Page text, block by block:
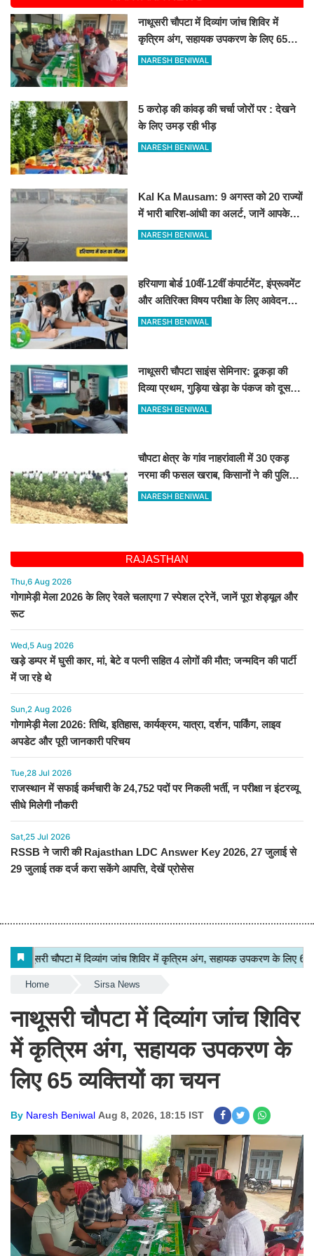
नाथूसरी चौपटा में दिव्यांग जांच शिविर में
कृत्रिम अंग, सहायक उपकरण के लिए 65
व्यक्तियों का चयन
NARESH BENIWAL
5 करोड़ की कांवड़ की चर्चा जोरों पर : देखने
के लिए उमड़ रही भीड़
NARESH BENIWAL
Kal Ka Mausam: 9 अगस्त को 20 राज्यों
में भारी बारिश-आंधी का अलर्ट, जानें आपके
शहर में कैसा रहेगा मौसम
NARESH BENIWAL
हरियाणा बोर्ड 10वीं-12वीं कंपार्टमेंट, इंप्रूवमेंट
और अतिरिक्त विषय परीक्षा के लिए आवेदन
शुरू
NARESH BENIWAL
नाथूसरी चौपटा साइंस सेमिनार: ढूकड़ा की
दिव्या प्रथम, गुड़िया खेड़ा के पंकज को दूसरा
स्थान
NARESH BENIWAL
चौपटा क्षेत्र के गांव नाहरांवाली में 30 एकड़
नरमा की फसल खराब, किसानों ने की पुलिस
व कृषि विभाग से जांच की मांग
NARESH BENIWAL
RAJASTHAN
Thu,6 Aug 2026
गोगामेड़ी मेला 2026 के लिए रेवले चलाएगा 7 स्पेशल ट्रेनें, जानें पूरा शेड्यूल और
रूट
Wed,5 Aug 2026
खड़े डम्पर में घुसी कार, मां, बेटे व पत्नी सहित 4 लोगों की मौत; जन्मदिन की पार्टी
में जा रहे थे
Sun,2 Aug 2026
गोगामेड़ी मेला 2026: तिथि, इतिहास, कार्यक्रम, यात्रा, दर्शन, पार्किंग, लाइव
अपडेट और पूरी जानकारी परिचय
Tue,28 Jul 2026
राजस्थान में सफाई कर्मचारी के 24,752 पदों पर निकली भर्ती, न परीक्षा न इंटरव्यू
सीधे मिलेगी नौकरी
Sat,25 Jul 2026
RSSB ने जारी की Rajasthan LDC Answer Key 2026, 27 जुलाई से
29 जुलाई तक दर्ज करा सकेंगे आपत्ति, देखें प्रोसेस
Home Sirsa News
नाथूसरी चौपटा में दिव्यांग जांच शिविर
में कृत्रिम अंग, सहायक उपकरण के
लिए 65 व्यक्तियों का चयन
By Naresh Beniwal Aug 8, 2026, 18:15 IST